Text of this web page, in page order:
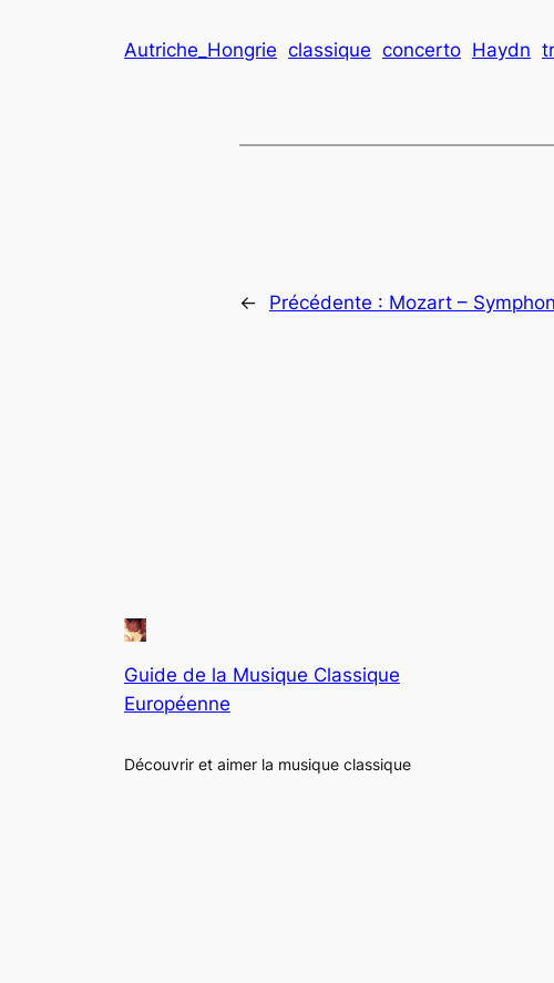
Autriche_Hongrie classique concerto Haydn
← Précédente : Mozart –
Guide de la Musique Classique
Européenne
Découvrir et aimer la musique classique